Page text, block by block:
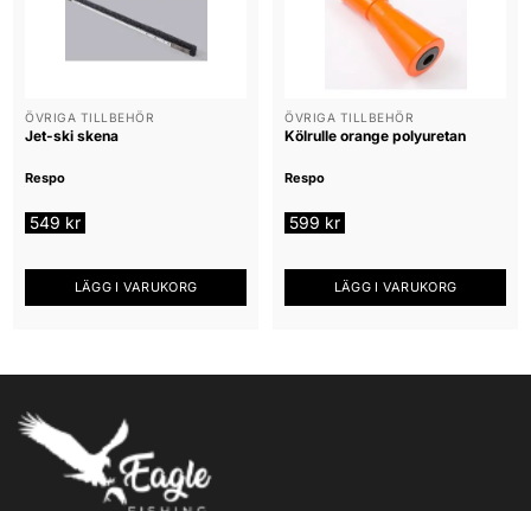
ÖVRIGA TILLBEHÖR
Jet-ski skena
Respo
549 kr
LÄGG I VARUKORG
ÖVRIGA TILLBEHÖR
Kölrulle orange polyuretan
Respo
599 kr
LÄGG I VARUKORG